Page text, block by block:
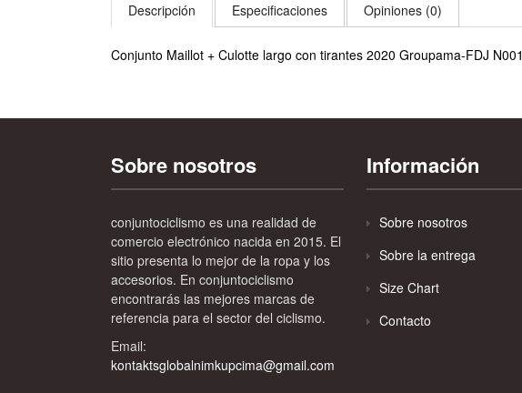
Descripción Especificaciones Opiniones (0)
Conjunto Maillot + Culotte largo con tirantes 2020 Groupama-FDJ N001
Sobre nosotros
conjuntociclismo es una realidad de
comercio electrónico nacida en 2015. El
sitio presenta lo mejor de la ropa y los
accesorios. En conjuntociclismo
encontrarás las mejores marcas de
referencia para el sector del ciclismo.
Email:
kontaktsglobalnimkupcima@gmail.com
Información
Sobre nosotros
Sobre la entrega
Size Chart
Contacto